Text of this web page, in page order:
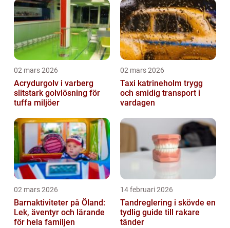
02 mars 2026
Acrydurgolv i varberg
slitstark golvlösning för
tuffa miljöer
02 mars 2026
Taxi katrineholm trygg
och smidig transport i
vardagen
02 mars 2026
Barnaktiviteter på Öland:
Lek, äventyr och lärande
för hela familjen
14 februari 2026
Tandreglering i skövde en
tydlig guide till rakare
tänder